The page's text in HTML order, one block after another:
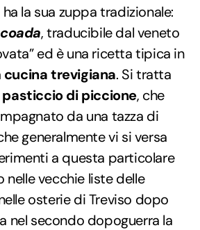
ha la sua zuppa tradizionale:
, traducibile dal veneto
ed è una ricetta tipica in
cucina trevigiana. Si tratta
pasticcio di piccione, che
da una tazza di
generalmente vi si versa
a questa particolare
nelle vecchie liste delle
osterie di Treviso dopo
nel secondo dopoguerra la